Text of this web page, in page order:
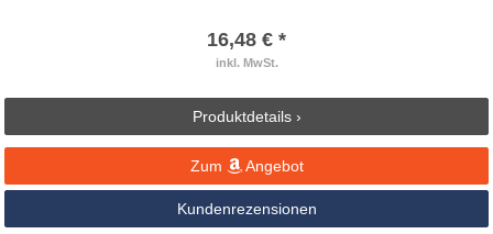
16,48 € *
inkl. MwSt.
Produktdetails ›
Zum Angebot
Kundenrezensionen